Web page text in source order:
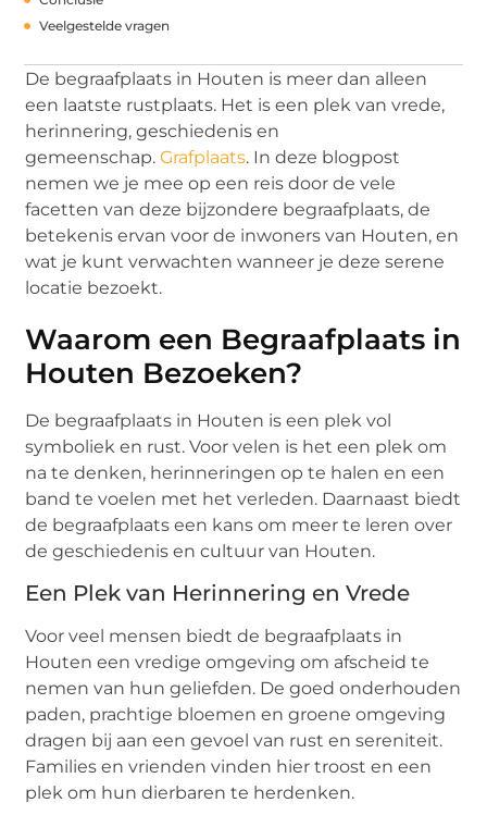
Veelgestelde vragen
De begraafplaats in Houten is meer dan alleen
een laatste rustplaats. Het is een plek van vrede,
herinnering, geschiedenis en
gemeenschap.Grafplaats. In deze blogpost
nemen we je mee op een reis door de vele
facetten van deze bijzondere begraafplaats, de
betekenis ervan voor de inwoners van Houten, en
wat je kunt verwachten wanneer je deze serene
locatie bezoekt.
Waarom een Begraafplaats in
Houten Bezoeken?
De begraafplaats in Houten is een plek vol
symboliek en rust. Voor velen is het een plek om
na te denken, herinneringen op te halen en een
band te voelen met het verleden. Daarnaast biedt
de begraafplaats een kans om meer te leren over
de geschiedenis en cultuur van Houten.
Een Plek van Herinnering en Vrede
Voor veel mensen biedt de begraafplaats in
Houten een vredige omgeving om afscheid te
nemen van hun geliefden. De goed onderhouden
paden, prachtige bloemen en groene omgeving
dragen bij aan een gevoel van rust en sereniteit.
Families en vrienden vinden hier troost en een
plek om hun dierbaren te herdenken.